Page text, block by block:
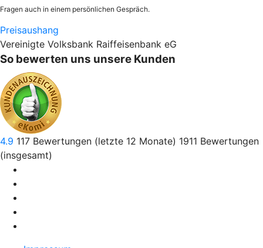
Fragen auch in einem persönlichen Gespräch.
Preisaushang
Vereinigte Volksbank Raiffeisenbank eG
So bewerten uns unsere Kunden
4.9 117 Bewertungen (letzte 12 Monate) 1911 Bewertungen
(insgesamt)